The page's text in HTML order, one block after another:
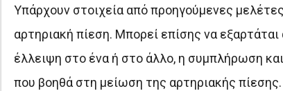
Υπάρχουν στοιχεία από προηγούμενες
αρτηριακή πίεση. Μπορεί επίσης να
έλλειψη στο ένα ή στο άλλο, η συμπλήρωση
που βοηθά στη μείωση της αρτηριακής πίεσης.